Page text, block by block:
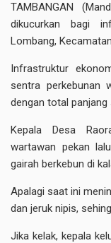
TAMBANGAN
dikucurkan bagi
Lombang,
Infrastruktur
sentra perkebunan
dengan total panjang
Kepala Desa
wartawan pekan
gairah berkebun di
Apalagi saat ini
dan jeruk nipis,
Jika kelak, kepala